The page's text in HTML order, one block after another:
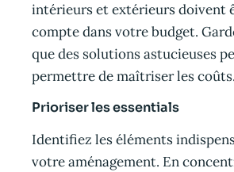
intérieurs et extérieurs doivent
compte dans votre budget.
que des solutions astucieuses
permettre de maîtriser les coûts.
Prioriser les essentials
Identifiez les éléments
votre aménagement. En